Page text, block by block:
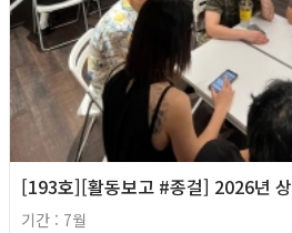
[193호][활동보고 #종걸] 2026년
기간 : 7월